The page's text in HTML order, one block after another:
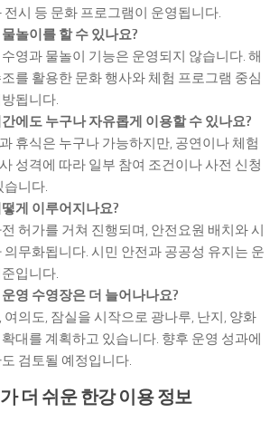
전시 등 문화 프로그램이 운영됩니다.
놀이를 할 수 있나요?
영과 물놀이 기능은 운영되지 않습니다. 해
를 활용한 문화 행사와 체험 프로그램 중심
됩니다.
에도 누구나 자유롭게 이용할 수 있나요?
휴식은 누구나 가능하지만, 공연이나 체험
성격에 따라 일부 참여 조건이나 사전 신청
습니다.
게 이루어지나요?
허가를 거쳐 진행되며, 안전요원 배치와 시
의무화됩니다. 시민 안전과 공공성 유지는 운
입니다.
영 수영장은 더 늘어나나요?
여의도, 잠실을 시작으로 광나루, 난지, 양화
대를 계획하고 있습니다. 향후 운영 성과에
검토될 예정입니다.
더 쉬운 한강 이용 정보